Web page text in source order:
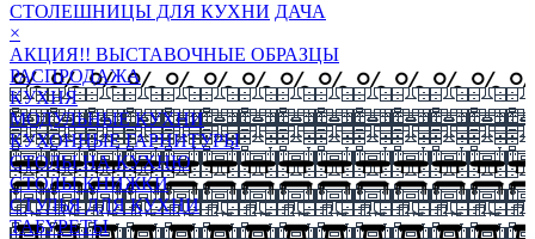
СТОЛЕШНИЦЫ ДЛЯ КУХНИ ДАЧА
×
АКЦИЯ!! ВЫСТАВОЧНЫЕ ОБРАЗЦЫ
РАСПРОДАЖА
КУХНЯ
МОДУЛЬНЫЕ КУХНИ
КУХОННЫЕ ГАРНИТУРЫ
СТОЛЫ НА КУХНЮ
СТОЛЫ КНИЖКИ
СТУЛЬЯ ДЛЯ КУХНИ
ТАБУРЕТЫ